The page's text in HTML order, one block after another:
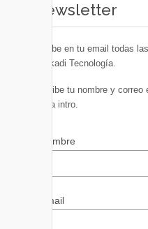
Newsletter
Recibe en tu email todas
Euskadi Tecnología.
Escribe tu nombre y
pulsa intro.
Nombre
Email